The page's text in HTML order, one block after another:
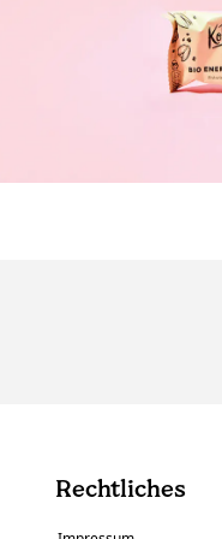
Rechtliches